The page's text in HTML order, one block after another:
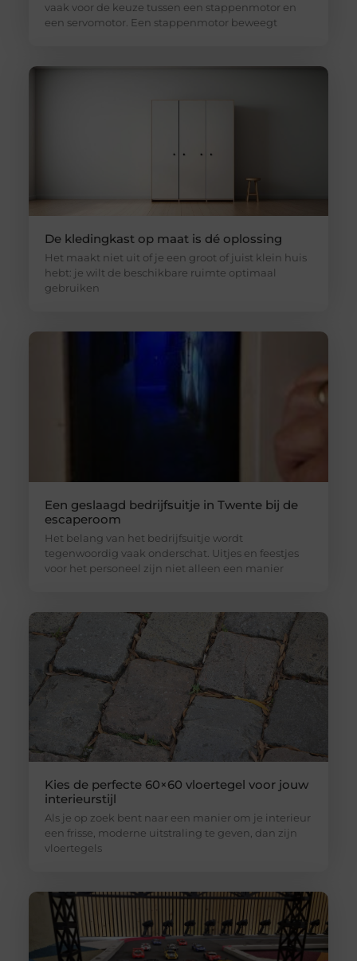
vaak voor de keuze tussen een stappenmotor en
een servomotor. Een stappenmotor beweegt
De kledingkast op maat is dé oplossing
Het maakt niet uit of je een groot of juist klein huis
hebt: je wilt de beschikbare ruimte optimaal
gebruiken
Een geslaagd bedrijfsuitje in Twente bij de
escaperoom
Het belang van het bedrijfsuitje wordt
tegenwoordig vaak onderschat. Uitjes en feestjes
voor het personeel zijn niet alleen een manier
Kies de perfecte 60×60 vloertegel voor jouw
interieurstijl
Als je op zoek bent naar een manier om je interieur
een frisse, moderne uitstraling te geven, dan zijn
vloertegels